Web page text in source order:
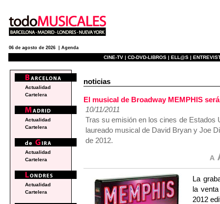
06 de agosto de 2026 | Agenda
CINE-TV | CD-DVD-LIBROS | ELL@S |
noticias
El musical de Broadway MEMPHIS
10/11/2011
Tras su emisión en los cines de Estados
laureado musical de David Bryan y Joe
de 2012.
La
la
2012
Actualidad
Cartelera
Actualidad
Cartelera
Actualidad
Cartelera
Actualidad
Cartelera